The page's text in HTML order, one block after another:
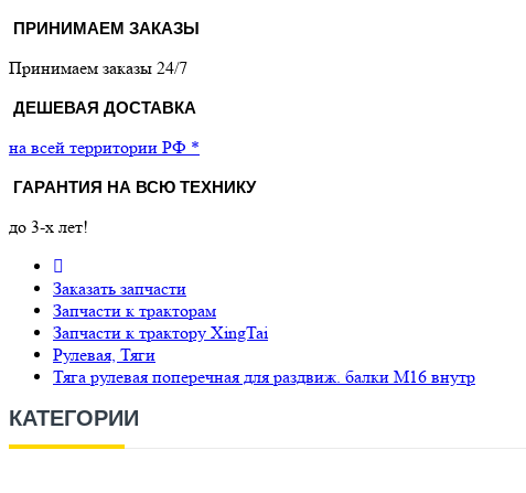
ПРИНИМАЕМ ЗАКАЗЫ
Принимаем заказы 24/7
ДЕШЕВАЯ ДОСТАВКА
на всей территории РФ *
ГАРАНТИЯ НА ВСЮ ТЕХНИКУ
до 3-х лет!
Заказать запчасти
Запчасти к тракторам
Запчасти к трактору XingTai
Рулевая, Тяги
Тяга рулевая поперечная для раздвиж. балки М16 внутр
КАТЕГОРИИ